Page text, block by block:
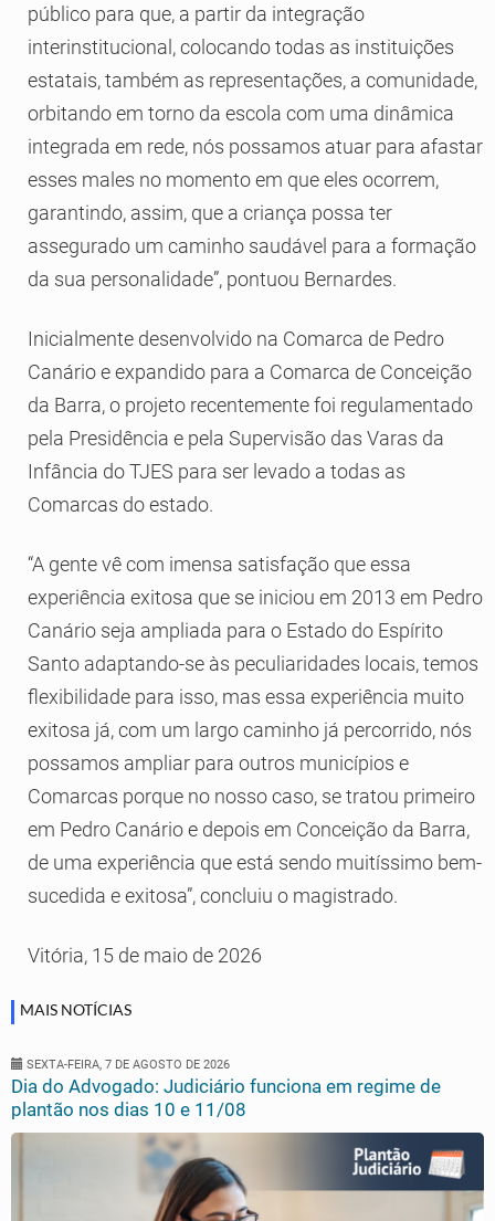
público para que, a partir da integração
interinstitucional, colocando todas as instituições
estatais, também as representações, a comunidade,
orbitando em torno da escola com uma dinâmica
integrada em rede, nós possamos atuar para afastar
esses males no momento em que eles ocorrem,
garantindo, assim, que a criança possa ter
assegurado um caminho saudável para a formação
da sua personalidade”, pontuou Bernardes.
Inicialmente desenvolvido na Comarca de Pedro
Canário e expandido para a Comarca de Conceição
da Barra, o projeto recentemente foi regulamentado
pela Presidência e pela Supervisão das Varas da
Infância do TJES para ser levado a todas as
Comarcas do estado.
“A gente vê com imensa satisfação que essa
experiência exitosa que se iniciou em 2013 em Pedro
Canário seja ampliada para o Estado do Espírito
Santo adaptando-se às peculiaridades locais, temos
flexibilidade para isso, mas essa experiência muito
exitosa já, com um largo caminho já percorrido, nós
possamos ampliar para outros municípios e
Comarcas porque no nosso caso, se tratou primeiro
em Pedro Canário e depois em Conceição da Barra,
de uma experiência que está sendo muitíssimo bem-
sucedida e exitosa”, concluiu o magistrado.
Vitória, 15 de maio de 2026
MAIS NOTÍCIAS
SEXTA-FEIRA, 7 DE AGOSTO DE 2026
Dia do Advogado: Judiciário funciona em regime de
plantão nos dias 10 e 11/08